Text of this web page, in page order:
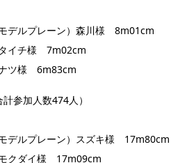
デルプレーン）森川様 8m01cm
イチ様 7m02cm
ツ様 6m83cm
参加人数474人）
デルプレーン）スズキ様 17m80cm
クダイ様 17m09cm